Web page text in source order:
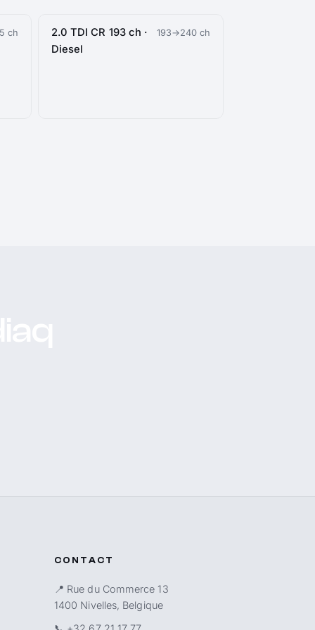
ch
2.0 TDI CR 193 ch ·
Diesel
193→240 ch
CONTACT
📍 Rue du Commerce 13
1400 Nivelles, Belgique